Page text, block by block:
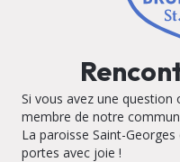
Si vous avez une
membre de notre
La paroisse Saint-
portes avec joie !